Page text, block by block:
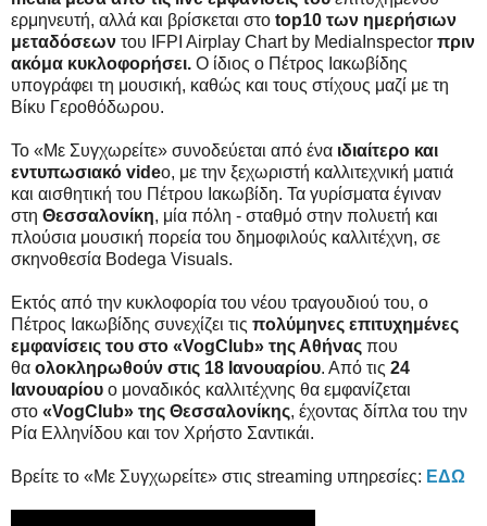
ερμηνευτή, αλλά και βρίσκεται στο top10 των ημερήσιων
μεταδόσεων του IFPI Airplay Chart by MediaInspector πριν
ακόμα κυκλοφορήσει. Ο ίδιος ο Πέτρος Ιακωβίδης
υπογράφει τη μουσική, καθώς και τους στίχους μαζί με τη
Βίκυ Γεροθόδωρου.
Το «Με Συγχωρείτε» συνοδεύεται από ένα ιδιαίτερο και
εντυπωσιακό video, με την ξεχωριστή καλλιτεχνική ματιά
και αισθητική του Πέτρου Ιακωβίδη. Τα γυρίσματα έγιναν
στη Θεσσαλονίκη, μία πόλη - σταθμό στην πολυετή και
πλούσια μουσική πορεία του δημοφιλούς καλλιτέχνη, σε
σκηνοθεσία Bodega Visuals.
Εκτός από την κυκλοφορία του νέου τραγουδιού του, ο
Πέτρος Ιακωβίδης συνεχίζει τις πολύμηνες επιτυχημένες
εμφανίσεις του στο «VogClub» της Αθήνας που
θα ολοκληρωθούν στις 18 Ιανουαρίου. Από τις 24
Ιανουαρίου ο μοναδικός καλλιτέχνης θα εμφανίζεται
στο «VogClub» της Θεσσαλονίκης, έχοντας δίπλα του την
Ρία Ελληνίδου και τον Χρήστο Σαντικάι.
Βρείτε το «Με Συγχωρείτε» στις streaming υπηρεσίες: ΕΔΩ